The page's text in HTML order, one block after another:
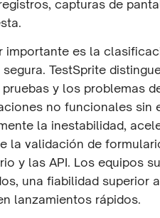
capturas de
importante es la
TestSprite
y los problemas
no funcionales sin
la inestabilidad,
la validación de
y las API. Los equipos
una fiabilidad superior
lanzamientos rápidos.